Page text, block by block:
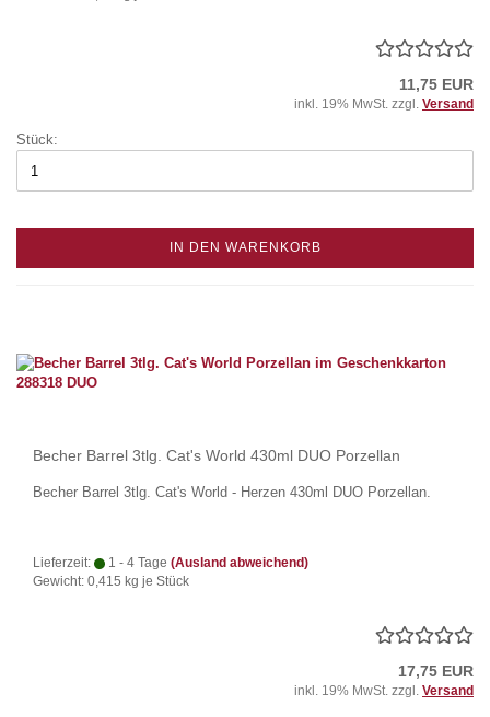
11,75 EUR
inkl. 19% MwSt. zzgl. Versand
Stück:
IN DEN WARENKORB
Becher Barrel 3tlg. Cat's World 430ml DUO Porzellan
Becher Barrel 3tlg. Cat's World - Herzen 430ml DUO Porzellan.
Lieferzeit: 1 - 4 Tage (Ausland abweichend)
Gewicht: 0,415 kg je Stück
17,75 EUR
inkl. 19% MwSt. zzgl. Versand